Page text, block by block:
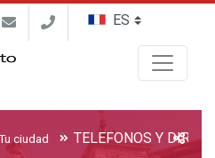
ciudad